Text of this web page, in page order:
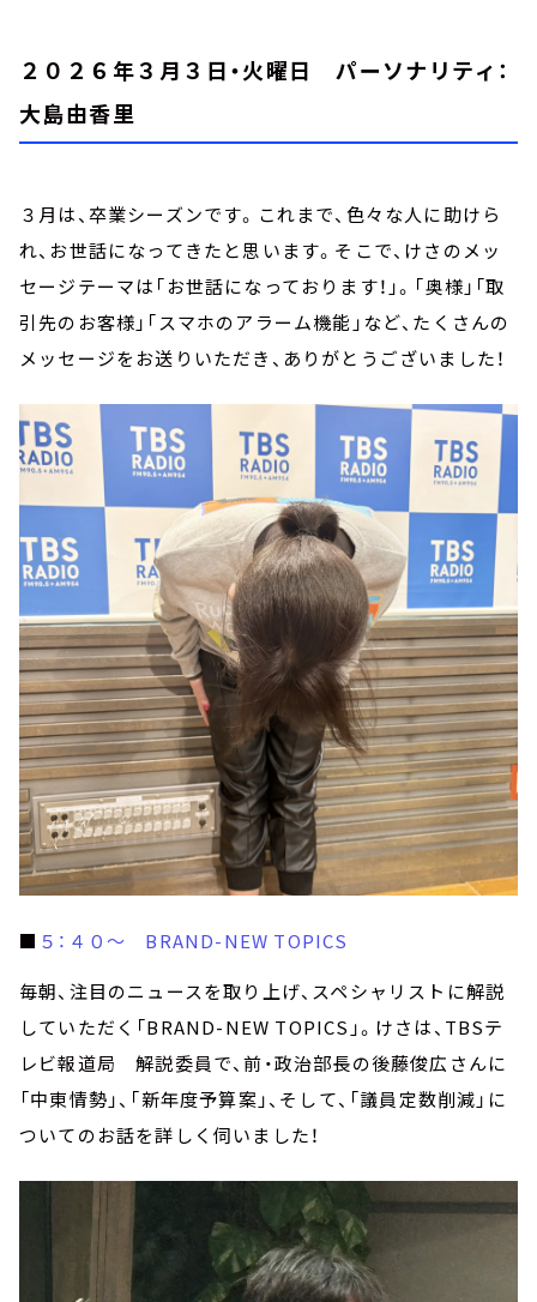
２０２６年３月３日・火曜日 パーソナリティ：
大島由香里
３月は、卒業シーズンです。これまで、色々な人に助けら
れ、お世話になってきたと思います。そこで、けさのメッ
セージテーマは「お世話になっております！」。「奥様」「取
引先のお客様」「スマホのアラーム機能」など、たくさんの
メッセージをお送りいただき、ありがとうございました！
■ ５：４０～ BRAND-NEW TOPICS
毎朝、注目のニュースを取り上げ、スペシャリストに解説
していただく「BRAND-NEW TOPICS」。けさは、TBSテ
レビ報道局 解説委員で、前・政治部長の後藤俊広さんに
「中東情勢」、「新年度予算案」、そして、「議員定数削減」に
ついてのお話を詳しく伺いました！